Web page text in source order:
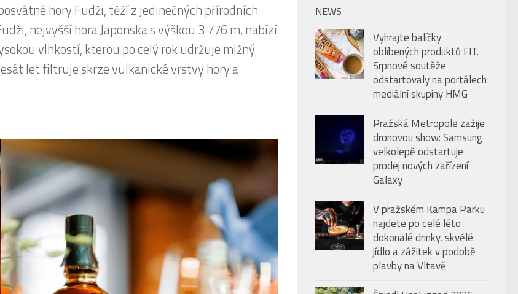
hory Fudži, těží z jedinečných přírodních
nejvyšší hora Japonska s výškou 3 776 m, nabízí
vlhkostí, kterou po celý rok udržuje mlžný
let filtruje skrze vulkanické vrstvy hory a
úroveň
NEWS
Vyhrajte balíčky
oblíbených produktů FIT.
Srpnové soutěže
odstartovaly na portálech
mediální skupiny HMG
Pražská Metropole zažije
dronovou show: Samsung
velkolepě odstartuje
prodej nových zařízení
Galaxy
V pražském Kampa Parku
najdete po celé léto
dokonalé drinky, skvělé
jídlo a zážitek v podobě
plavby na Vltavě